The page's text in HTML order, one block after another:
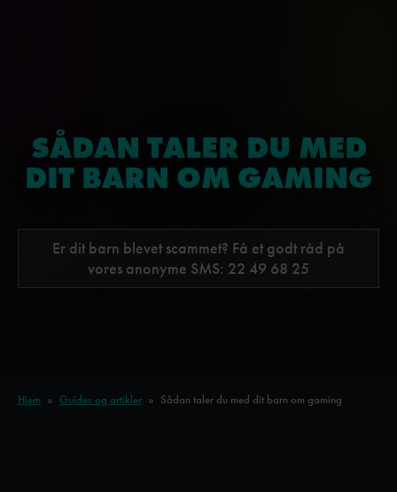
SÅDAN TALER DU MED
DIT BARN OM GAMING
Er dit barn blevet scammet? Få et godt råd på
vores anonyme SMS: 22 49 68 25
Hjem » Guides og artikler » Sådan taler du med dit barn om gaming